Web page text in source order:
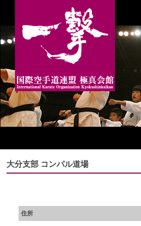
大分支部 コンパル道場
住所